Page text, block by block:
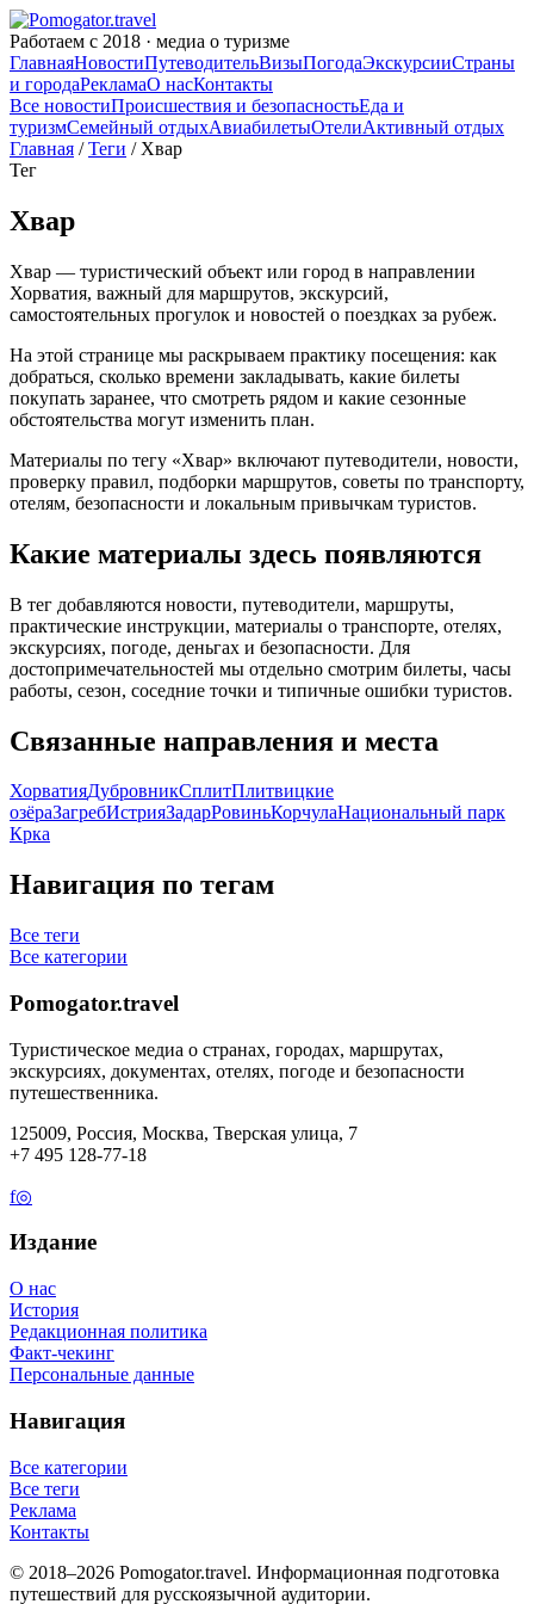
Работаем с 2018 · медиа о туризме
ГлавнаяНовостиПутеводительВизыПогодаЭкскурсииСтраны
и городаРекламаО насКонтакты
Все новостиПроисшествия и безопасностьЕда и
туризмСемейный отдыхАвиабилетыОтелиАктивный отдых
Главная /Теги / Хвар
Тег
Хвар
Хвар — туристический объект или город в направлении
Хорватия, важный для маршрутов, экскурсий,
самостоятельных прогулок и новостей о поездках за рубеж.
На этой странице мы раскрываем практику посещения: как
добраться, сколько времени закладывать, какие билеты
покупать заранее, что смотреть рядом и какие сезонные
обстоятельства могут изменить план.
Материалы по тегу «Хвар» включают путеводители, новости,
проверку правил, подборки маршрутов, советы по транспорту,
отелям, безопасности и локальным привычкам туристов.
Какие материалы здесь появляются
В тег добавляются новости, путеводители, маршруты,
практические инструкции, материалы о транспорте, отелях,
экскурсиях, погоде, деньгах и безопасности. Для
достопримечательностей мы отдельно смотрим билеты, часы
работы, сезон, соседние точки и типичные ошибки туристов.
Связанные направления и места
ХорватияДубровникСплитПлитвицкие
озёраЗагребИстрияЗадарРовиньКорчулаНациональный парк
Крка
Навигация по тегам
Все теги
Все категории
Pomogator.travel
Туристическое медиа о странах, городах, маршрутах,
экскурсиях, документах, отелях, погоде и безопасности
путешественника.
125009, Россия, Москва, Тверская улица, 7
+7 495 128-77-18
f◎
Издание
О нас
История
Редакционная политика
Факт-чекинг
Персональные данные
Навигация
Все категории
Все теги
Реклама
Контакты
© 2018–2026 Pomogator.travel. Информационная подготовка
путешествий для русскоязычной аудитории.